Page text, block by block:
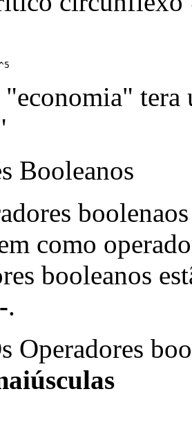
tera
Booleanos
como
booleanos
-.
Operadores